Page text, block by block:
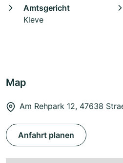
Amtsgericht
Kleve
Map
Am Rehpark 12, 47638
Anfahrt planen